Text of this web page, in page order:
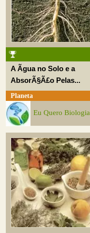
A Ãgua no Solo e a
AbsorÃ§Ã£o Pelas...
Planeta
Eu Quero Biologia